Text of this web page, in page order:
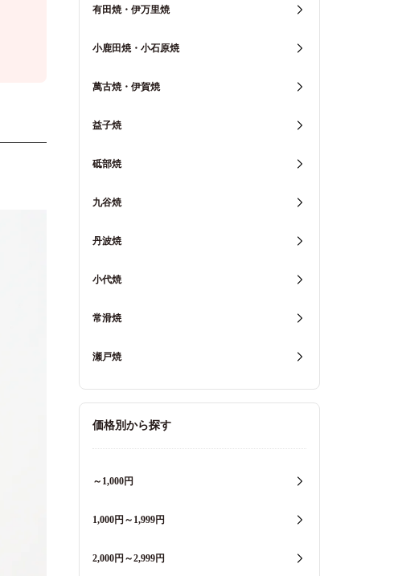
有田焼・伊万里焼
小鹿田焼・小石原焼
萬古焼・伊賀焼
益子焼
砥部焼
九谷焼
丹波焼
小代焼
常滑焼
瀬戸焼
価格別から探す
～1,000円
1,000円～1,999円
2,000円～2,999円